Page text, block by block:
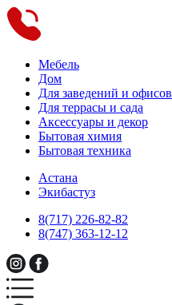
Мебель
Дом
Для заведений и офисов
Для террасы и сада
Аксессуары и декор
Бытовая химия
Бытовая техника
Астана
Экибастуз
8(717) 226-82-82
8(747) 363-12-12